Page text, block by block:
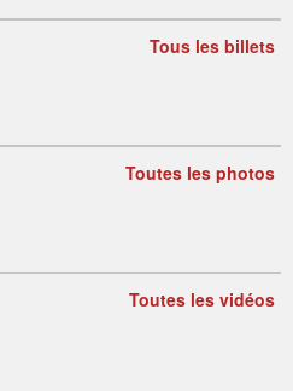
Tous les billets
Toutes les photos
Toutes les vidéos